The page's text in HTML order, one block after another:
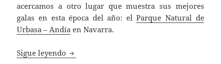
acercamos a otro lugar que muestra sus mejores
galas en esta época del año: elParque Natural de
Urbasa – Andía en Navarra.
Sigue leyendo BTT Vuelta a Urbasa